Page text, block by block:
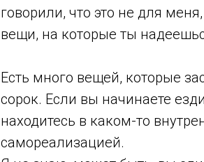
говорили, что это не для
вещи, на которые ты
Есть много вещей, которые
сорок. Если вы начинаете
находитесь в каком-то
самореализацией.